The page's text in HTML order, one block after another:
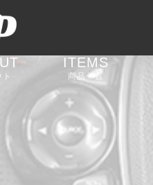
ITEMS
商品一覧
足回りパーツ
外装パーツ
内装パーツ